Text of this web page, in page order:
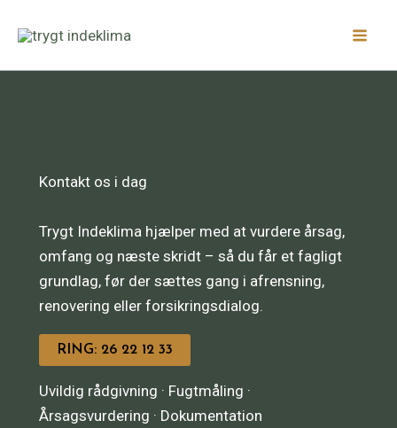
Kontakt os i dag
Trygt Indeklima hjælper med at vurdere årsag,
omfang og næste skridt – så du får et fagligt
grundlag, før der sættes gang i afrensning,
renovering eller forsikringsdialog.
RING: 26 22 12 33
Uvildig rådgivning · Fugtmåling ·
Årsagsvurdering · Dokumentation